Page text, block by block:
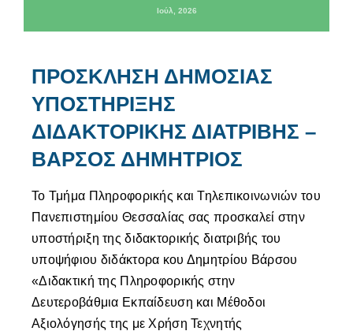
Ιούλ, 2026
ΠΡΟΣΚΛΗΣΗ ΔΗΜΟΣΙΑΣ
ΥΠΟΣΤΗΡΙΞΗΣ
ΔΙΔΑΚΤΟΡΙΚΗΣ ΔΙΑΤΡΙΒΗΣ –
ΒΑΡΣΟΣ ΔΗΜΗΤΡΙΟΣ
Το Τμήμα Πληροφορικής και Τηλεπικοινωνιών του
Πανεπιστημίου Θεσσαλίας σας προσκαλεί στην
υποστήριξη της διδακτορικής διατριβής του
υποψήφιου διδάκτορα κου Δημητρίου Βάρσου
«Διδακτική της Πληροφορικής στην
Δευτεροβάθμια Εκπαίδευση και Μέθοδοι
Αξιολόγησής της με Χρήση Τεχνητής